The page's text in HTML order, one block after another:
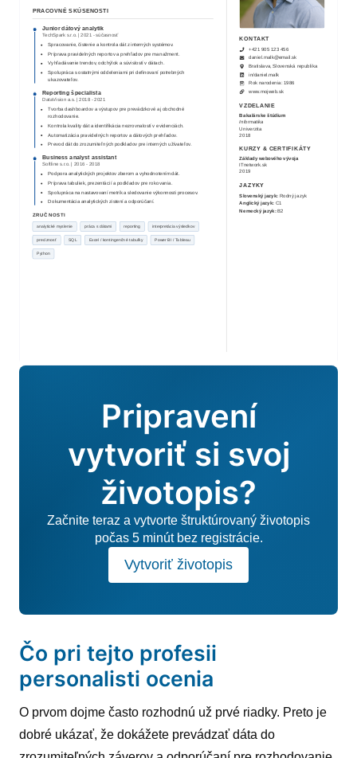
PRACOVNÉ SKÚSENOSTI
Junior dátový analytik
TechSpark s.r.o. |2021 -súčasnosť
Spracovanie, čistenie a kontrola dát z interných systémov.
Príprava pravidelných reportov a prehľadov pre manažment.
Vyhľadávanie trendov, odchýlok a súvislostí v dátach.
Spolupráca s ostatnými oddeleniami pri definovaní potrebných
ukazovateľov.
Reporting špecialista
DataVision a.s. |2018 -2021
Tvorba dashboardov a výstupov pre prevádzkové aj obchodné
rozhodovanie.
Kontrola kvality dát a identifikácia nezrovnalostí v evidenciách.
Automatizácia pravidelných reportov a dátových prehľadov.
Prevod dát do zrozumiteľných podkladov pre interných užívateľov.
Business analyst assistant
Softline s.r.o. | 2016 - 2018
Podpora analytických projektov zberom a vyhodnotením dát.
Príprava tabuliek, prezentácií a podkladov pre rokovania.
Spolupráca na nastavovaní metrík a sledovanie výkonnosti procesov.
Dokumentácia analytických zistení a odporúčaní.
ZRUČNOSTI
analytické myslenie práca s dátami reporting interpretácia výsledkov
precíznosť SQL Excel / kontingenčné tabuľky Power BI / Tableau
Python
KONTAKT
+421 905 123 456
daniel.malk@email.sk
Bratislava, Slovenská republika
in/daniel.malk
Rok narodenia: 1986
www.mojweb.sk
VZDELANIE
Bakalárske štúdium
Informatika
Univerzita
2018
KURZY & CERTIFIKÁTY
Základy webového vývoja
ITnetwork.sk
2019
JAZYKY
Slovenský jazyk: Rodný jazyk
Anglický jazyk: C1
Nemecký jazyk: B2
Pripravení
vytvoriť si svoj
životopis?
Začnite teraz a vytvorte štruktúrovaný životopis
počas 5 minút bez registrácie.
Vytvoriť životopis
Čo pri tejto profesii
personalisti ocenia
O prvom dojme často rozhodnú už prvé riadky. Preto je
dobré ukázať, že dokážete prevádzať dáta do